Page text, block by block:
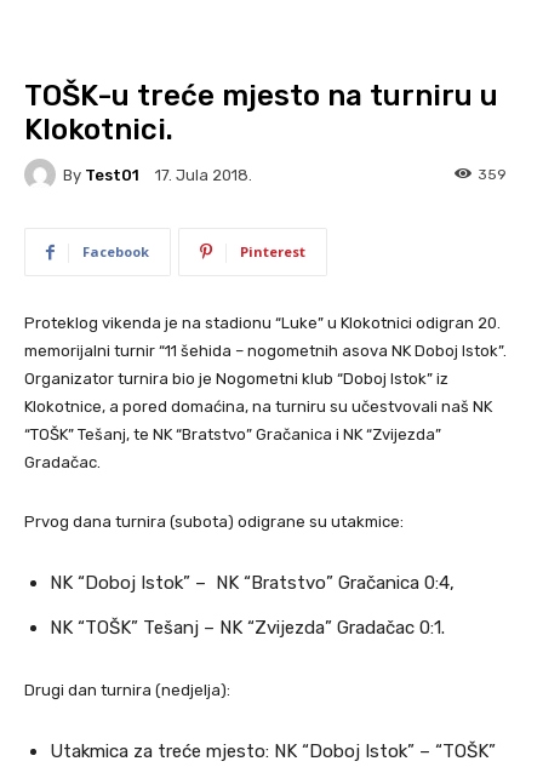
TOŠK-u treće mjesto na turniru u
Klokotnici.
By Test01 17. Jula 2018. 359
Facebook Pinterest
Proteklog vikenda je na stadionu “Luke” u Klokotnici odigran 20.
memorijalni turnir “11 šehida – nogometnih asova NK Doboj Istok”.
Organizator turnira bio je Nogometni klub “Doboj Istok” iz
Klokotnice, a pored domaćina, na turniru su učestvovali naš NK
“TOŠK” Tešanj, te NK “Bratstvo” Gračanica i NK “Zvijezda”
Gradačac.
Prvog dana turnira (subota) odigrane su utakmice:
NK “Doboj Istok” – NK “Bratstvo” Gračanica 0:4,
NK “TOŠK” Tešanj – NK “Zvijezda” Gradačac 0:1.
Drugi dan turnira (nedjelja):
Utakmica za treće mjesto: NK “Doboj Istok” – “TOŠK”